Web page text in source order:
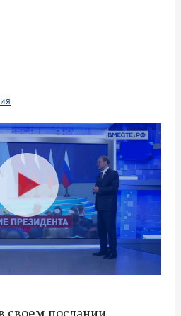
своем послании